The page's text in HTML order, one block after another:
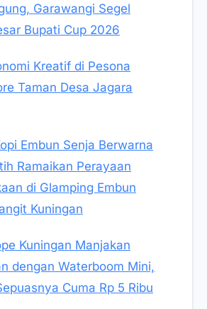
Garawangi Segel
Bupati Cup 2026
Kreatif di Pesona
Taman Desa Jagara
Embun Senja Berwarna
Ramaikan Perayaan
di Glamping Embun
Kuningan
Kuningan Manjakan
dengan Waterboom Mini,
Cuma Rp 5 Ribu